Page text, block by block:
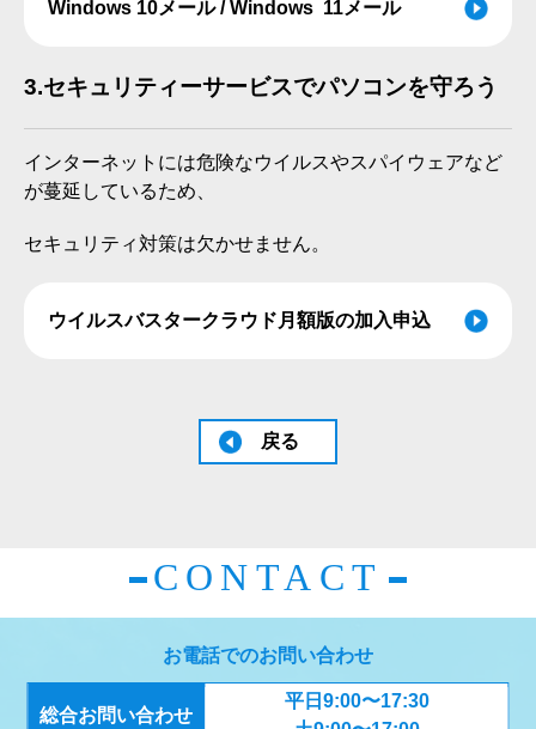
Windows 10メール / Windows 11メール
3.セキュリティーサービスでパソコンを守ろう
インターネットには危険なウイルスやスパイウェアなど
が蔓延しているため、
セキュリティ対策は欠かせません。
ウイルスバスタークラウド月額版の加入申込
戻る
CONTACT
お電話でのお問い合わせ
総合お問い合わせ
平日9:00〜17:30